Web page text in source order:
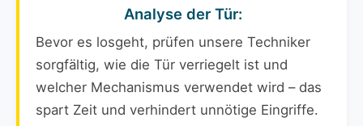
Analyse der Tür:
Bevor es losgeht, prüfen unsere Techniker
sorgfältig, wie die Tür verriegelt ist und
welcher Mechanismus verwendet wird – das
spart Zeit und verhindert unnötige Eingriffe.